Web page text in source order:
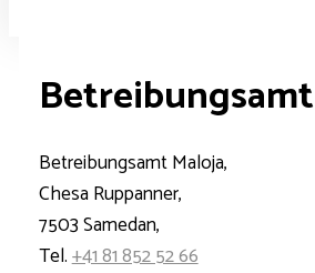
Betreibungsamt
Betreibungsamt Maloja,
Chesa Ruppanner,
7503 Samedan,
Tel.+41 81 852 52 66